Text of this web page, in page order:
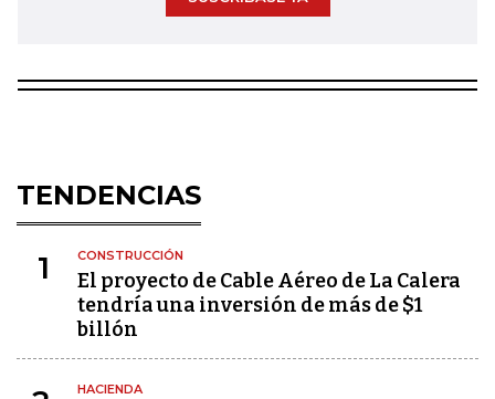
TENDENCIAS
1 CONSTRUCCIÓN
El proyecto de Cable Aéreo de La Calera
tendría una inversión de más de $1
billón
HACIENDA